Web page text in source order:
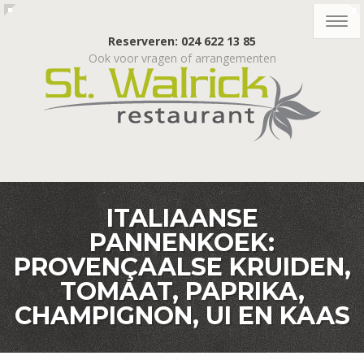
Reserveren: 024 622 13 85
Ook voor vragen of arrangementen
ITALIAANSE
PANNENKOEK:
PROVENÇAALSE KRUIDEN,
TOMAAT, PAPRIKA,
CHAMPIGNON, UI EN KAAS